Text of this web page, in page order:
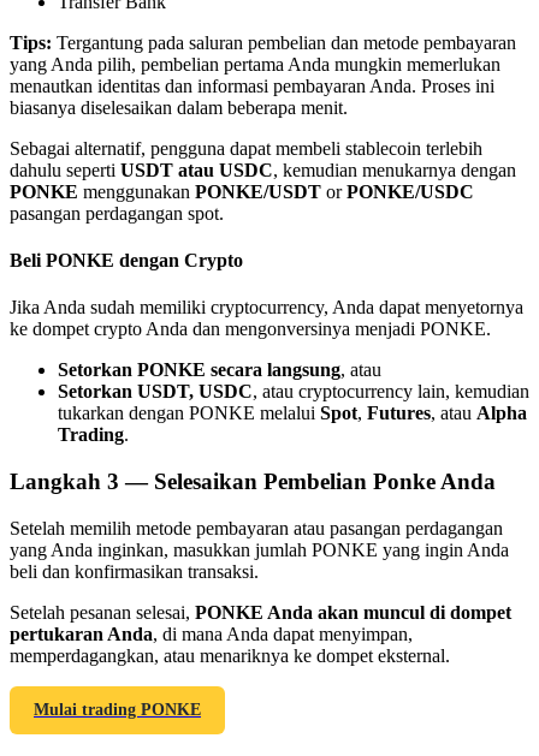
Afiliasi Bitrue
Hingga 65% Komisi!
Referensi
BTC Welcome Rewards
Tips: Tergantung pada saluran pembelian dan metode pembayaran
yang Anda pilih, pembelian pertama Anda mungkin memerlukan
menautkan identitas dan informasi pembayaran Anda. Proses ini
biasanya diselesaikan dalam beberapa menit.
Sebagai alternatif, pengguna dapat membeli stablecoin terlebih
dahulu seperti USDT atau USDC, kemudian menukarnya dengan
PONKE menggunakan PONKE/USDT orPONKE/USDC
pasangan perdagangan spot.
Beli PONKE dengan Crypto
Jika Anda sudah memiliki cryptocurrency, Anda dapat menyetornya
ke dompet crypto Anda dan mengonversinya menjadi PONKE.
Setorkan PONKE secara langsung, atau
Setorkan USDT, USDC, atau cryptocurrency lain, kemudian
tukarkan dengan PONKE melalui Spot, Futures, atau Alpha
Trading.
Langkah 3 — Selesaikan Pembelian Ponke Anda
Setelah memilih metode pembayaran atau pasangan perdagangan
yang Anda inginkan, masukkan jumlah PONKE yang ingin Anda
beli dan konfirmasikan transaksi.
Setelah pesanan selesai, PONKE Anda akan muncul di dompet
pertukaran Anda, di mana Anda dapat menyimpan,
memperdagangkan, atau menariknya ke dompet eksternal.
Mulai trading PONKE